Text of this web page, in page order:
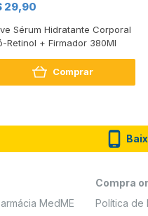
29,90
Sérum Hidratante Corporal
Retinol + Firmador 380Ml
Comprar
MedME
Compra
Política de